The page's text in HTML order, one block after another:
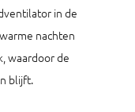
in de
nachten
waardoor de
blijft.